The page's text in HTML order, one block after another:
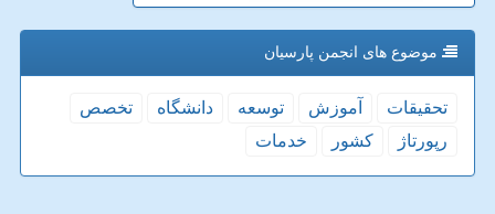
موضوع های انجمن پارسیان
تحقیقات آموزش توسعه دانشگاه
تخصص
رپورتاژ
كشور خدمات